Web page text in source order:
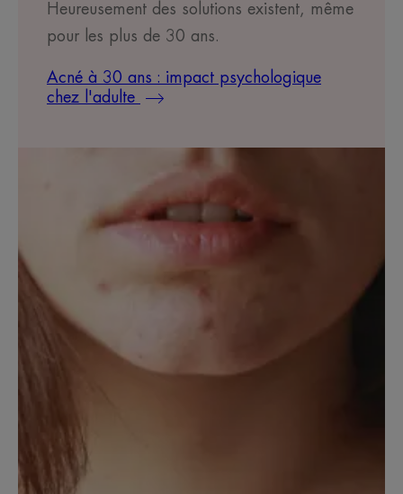
Heureusement des solutions existent, même
pour les plus de 30 ans.
Acné à 30 ans : impact psychologique
chez l'adulte